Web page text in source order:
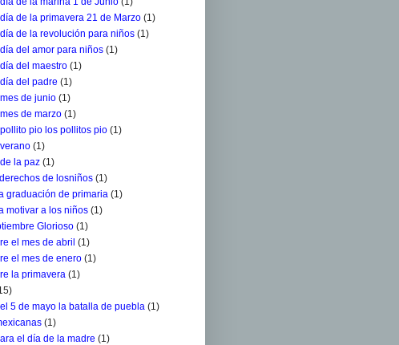
de la primavera 21 de Marzo (1)
de la revolución para niños (1)
del amor para niños (1)
del maestro (1)
del padre (1)
de junio (1)
de marzo (1)
pio los pollitos pio (1)
(1)
la paz (1)
de losniños (1)
graduación de primaria (1)
motivar a los niños (1)
Glorioso (1)
el mes de abril (1)
el mes de enero (1)
la primavera (1)
5 de mayo la batalla de puebla (1)
(1)
el día de la madre (1)